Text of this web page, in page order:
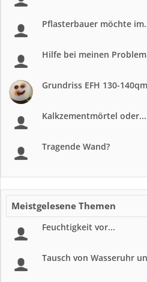
Pflasterbauer möchte
Hilfe bei meinen
Grundriss EFH 130-140qm
Kalkzementmörtel oder...
Tragende Wand?
Meistgelesene Themen
Feuchtigkeit vor...
Tausch von Wasseruhr